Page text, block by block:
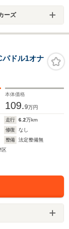
ーズ
ドル1オナ
本体価格
109.9万円
走行 6.2万km
修復
なし
整備
法定整備無
区